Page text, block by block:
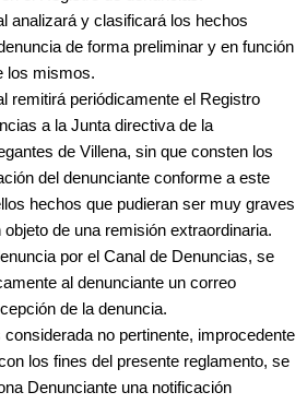
analizará y clasificará los hechos
de forma preliminar y en función
los mismos.
remitirá periódicamente el Registro
a la Junta directiva de la
de Villena, sin que consten los
del denunciante conforme a este
hechos que pudieran ser muy graves
de una remisión extraordinaria.
por el Canal de Denuncias, se
al denunciante un correo
de la denuncia.
considerada no pertinente, improcedente
los fines del presente reglamento, se
Denunciante una notificación